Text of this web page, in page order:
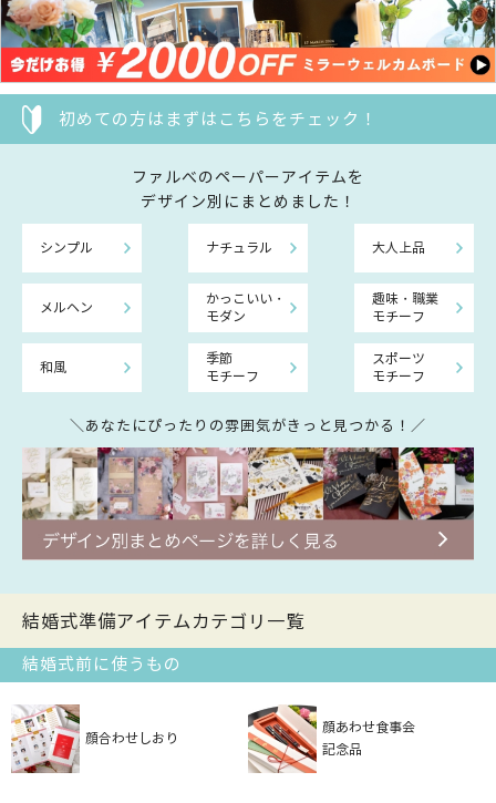
初めての方はまずはこちらをチェック！
ファルべのペーパーアイテムを
デザイン別にまとめました！
シンプル ナチュラル 大人上品
メルヘン
かっこいい・
モダン
趣味・職業
モチーフ
和風
季節
モチーフ
スポーツ
モチーフ
＼あなたにぴったりの雰囲気がきっと見つかる！／
結婚式準備アイテムカテゴリ一覧
結婚式前に使うもの
顔合わせしおり
顔あわせ食事会
記念品